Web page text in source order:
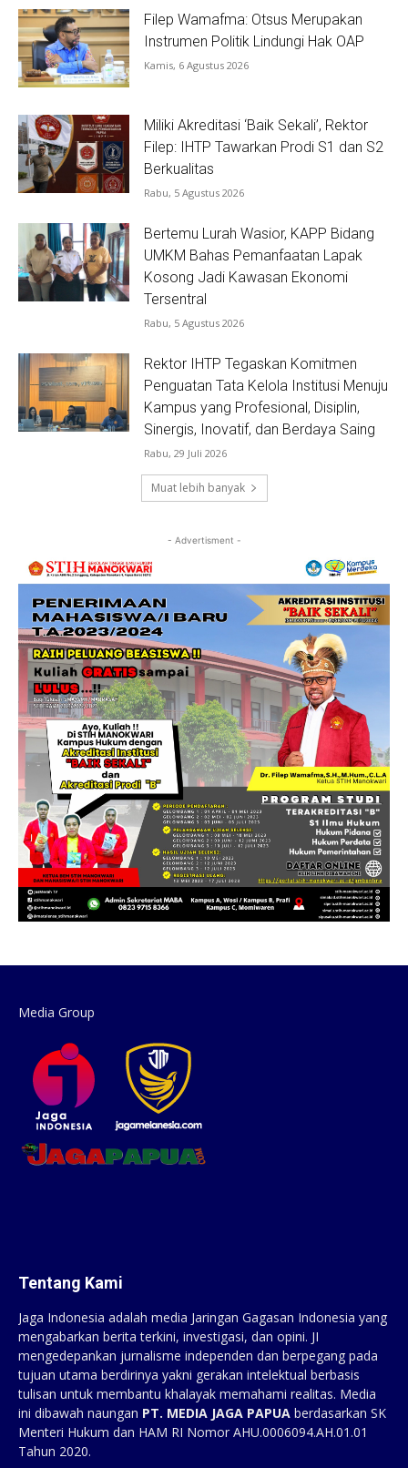
Filep Wamafma: Otsus Merupakan
Instrumen Politik Lindungi Hak OAP
Kamis, 6 Agustus 2026
Miliki Akreditasi ‘Baik Sekali’, Rektor
Filep: IHTP Tawarkan Prodi S1 dan S2
Berkualitas
Rabu, 5 Agustus 2026
Bertemu Lurah Wasior, KAPP Bidang
UMKM Bahas Pemanfaatan Lapak
Kosong Jadi Kawasan Ekonomi
Tersentral
Rabu, 5 Agustus 2026
Rektor IHTP Tegaskan Komitmen
Penguatan Tata Kelola Institusi Menuju
Kampus yang Profesional, Disiplin,
Sinergis, Inovatif, dan Berdaya Saing
Rabu, 29 Juli 2026
Muat lebih banyak
- Advertisment -
Media Group
Tentang Kami
Jaga Indonesia adalah media Jaringan Gagasan Indonesia yang
mengabarkan berita terkini, investigasi, dan opini. JI
mengedepankan jurnalisme independen dan berpegang pada
tujuan utama berdirinya yakni gerakan intelektual berbasis
tulisan untuk membantu khalayak memahami realitas. Media
ini dibawah naungan PT. MEDIA JAGA PAPUA berdasarkan SK
Menteri Hukum dan HAM RI Nomor AHU.0006094.AH.01.01
Tahun 2020.